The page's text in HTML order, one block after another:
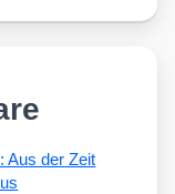
Aus der Zeit